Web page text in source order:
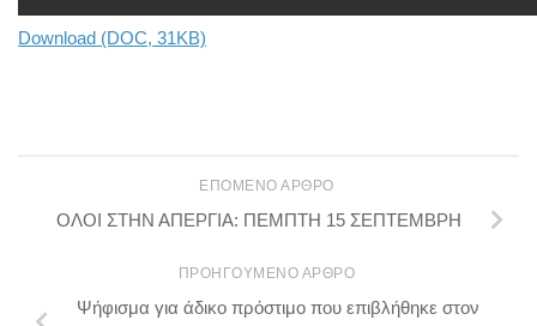
Download (DOC, 31KB)
ΕΠΌΜΕΝΟ ΆΡΘΡΟ
ΟΛΟΙ ΣΤΗΝ ΑΠΕΡΓΙΑ: ΠΕΜΠΤΗ 15 ΣΕΠΤΕΜΒΡΗ
ΠΡΟΗΓΟΎΜΕΝΟ ΆΡΘΡΟ
Ψήφισμα για άδικο πρόστιμο που επιβλήθηκε στον